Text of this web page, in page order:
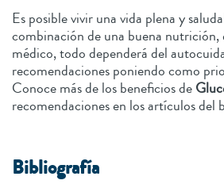
Es posible vivir una vida plena y
combinación de una buena nutrición,
médico, todo dependerá del
recomendaciones poniendo como
Conoce más de los beneficios de
recomendaciones en los artículos del
Bibliografía